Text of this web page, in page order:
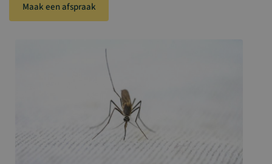
Maak een afspraak